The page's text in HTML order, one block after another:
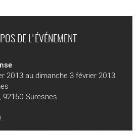
DE L'ÉVÉNEMENT
2013 au dimanche 3 février 2013
92150 Suresnes